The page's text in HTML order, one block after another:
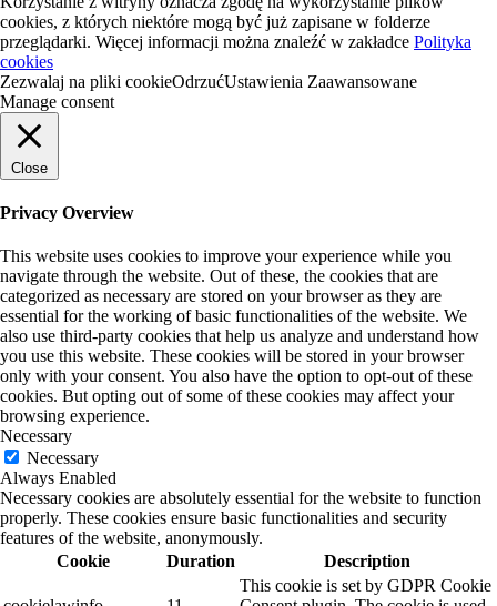
cookies, z których niektóre mogą być już zapisane w folderze
przeglądarki. Więcej informacji można znaleźć w zakładce Polityka
cookies
Zezwalaj na pliki cookieOdrzućUstawienia Zaawansowane
Manage consent
Close
Privacy Overview
This website uses cookies to improve your experience while you
navigate through the website. Out of these, the cookies that are
categorized as necessary are stored on your browser as they are
essential for the working of basic functionalities of the website. We
also use third-party cookies that help us analyze and understand how
you use this website. These cookies will be stored in your browser
only with your consent. You also have the option to opt-out of these
cookies. But opting out of some of these cookies may affect your
browsing experience.
Necessary
Necessary
Always Enabled
Necessary cookies are absolutely essential for the website to function
properly. These cookies ensure basic functionalities and security
features of the website, anonymously.
Cookie
Duration Description
This cookie is set by GDPR Cookie